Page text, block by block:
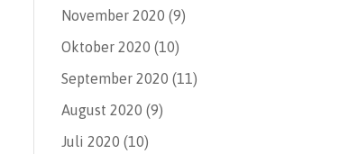
November 2020 (9)
Oktober 2020 (10)
September 2020 (11)
August 2020 (9)
Juli 2020 (10)